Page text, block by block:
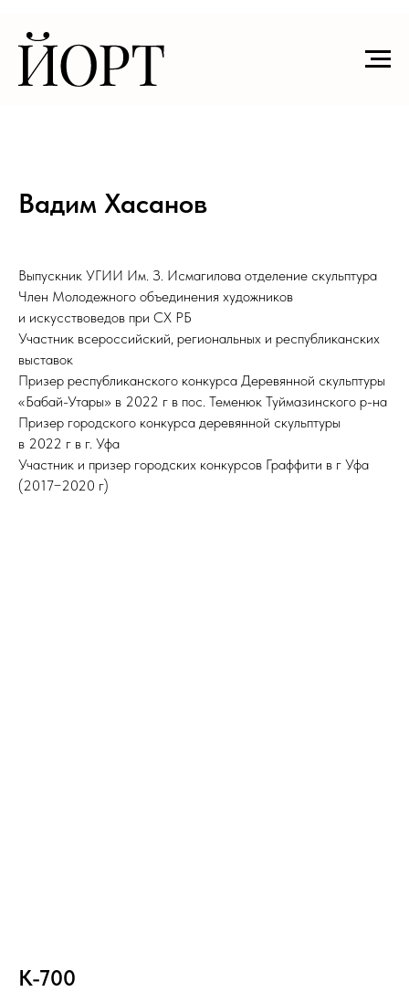
Вадим Хасанов
Выпускник УГИИ Им. З. Исмагилова отделение скульптура
Член Молодежного объединения художников
и искусствоведов при СХ РБ
Участник всероссийский, региональных и республиканских
выставок
Призер республиканского конкурса Деревянной скульптуры
«Бабай-Утары» в 2022 г в пос. Теменюк Туймазинского р-на
Призер городского конкурса деревянной скульптуры
в 2022 г в г. Уфа
Участник и призер городских конкурсов Граффити в г Уфа
(2017−2020 г)
К-700